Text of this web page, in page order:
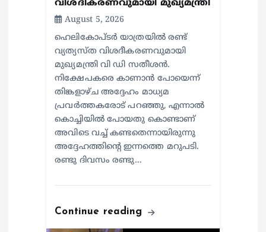
വിശദീകരണവുമായി മുഖ്യമന്ത്രി
August 5, 2026
ഹെലികോപ്ടർ യാത്രയിൽ രണ്ട്
വ്യത്യസ്ത വിശദീകരണവുമായി
മുഖ്യമന്ത്രി വി ഡി സതീശൻ.
നിക്ഷേപകരെ കാണാൻ പോയെന്ന്
തിങ്കളാഴ്ച അദ്ദേഹം മാധ്യമ
പ്രവർത്തകരോട് പറഞ്ഞു, എന്നാൽ
കൊച്ചിയിൽ പോയതു കൊണ്ടാണ്
അവിടെ വച്ച് കണ്ടതെന്നായിരുന്നു
അദ്ദേഹത്തിന്റെ ഇന്നത്തെ മറുപടി.
രണ്ടു ദിവസം രണ്ടു…
Continue reading